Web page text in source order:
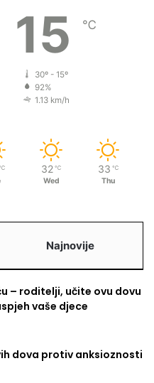
15 ℃
30º - 15º
92%
1.13 km/h
32 ℃
Wed
33 ℃
Thu
Najnovije
– roditelji, učite ovu dovu
vaše djece
dova protiv anksioznosti